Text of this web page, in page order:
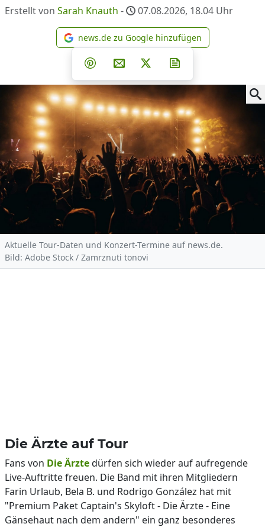
Erstellt von Sarah Knauth - 07.08.2026, 18.04 Uhr
news.de zu Google
news.de zu Google hinzufügen
Teilen auf Facebook
Teilen auf Whatsapp
Teilen auf Telegram
Teilen auf Pinterest
Per E-Mail teilen
Post auf X
Aktuelle Tour-Daten und Konzert-Termine auf news.de.
Bild: Adobe Stock / Zamrznuti tonovi
Die Ärzte auf Tour
Fans von Die Ärztedürfen sich wieder auf aufregende
Live-Auftritte freuen. Die Band mit ihren Mitgliedern
Farin Urlaub, Bela B. und Rodrigo González hat mit
"Premium Paket Captain's Skyloft - Die Ärzte - Eine
Gänsehaut nach dem andern" ein ganz besonderes